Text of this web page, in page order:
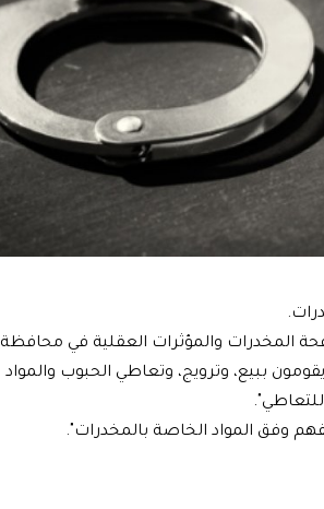
المخدرات والمؤثرات العقلية في محافظة
ببيع، وترويج، وتعاطي الحبوب والمواد
وفق المواد الخاصة بالمخدرات".